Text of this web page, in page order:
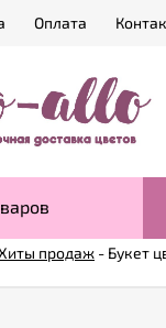
Оплата
продаж - Букет